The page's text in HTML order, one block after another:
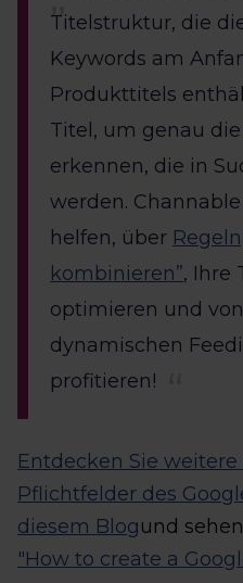
Titelstruktur, die
Keywords am
Produkttitels
Titel, um genau
erkennen, die in
werden.
helfen, über
kombinieren”, Ihre
optimieren und
dynamischen
profitieren!
Entdecken Sie
Pflichtfelder des
diesem Blogund
"How to create a